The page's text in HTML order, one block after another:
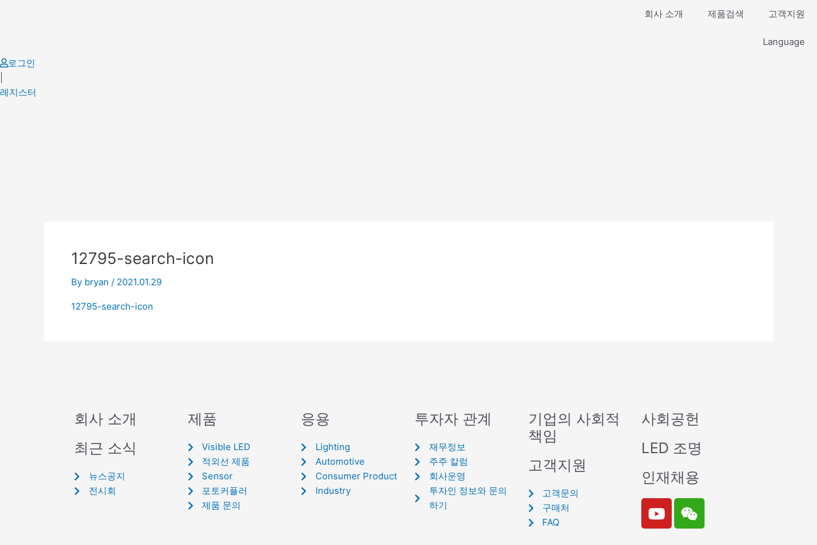
회사 소개 제품검색 고객지원
Language
로그인
레지스터
12795-search-icon
By bryan / 2021.01.29
12795-search-icon
회사 소개
최근 소식
뉴스공지
전시회
제품
Visible LED
적외선 제품
Sensor
포토커플러
제품 문의
응용
Lighting
Automotive
Consumer Product
Industry
투자자 관계
재무정보
주주 칼럼
회사운영
투자인 정보와 문의
하기
기업의 사회적
책임
고객지원
고객문의
구매처
FAQ
사회공헌
LED 조명
인재채용
Y
o
W
e